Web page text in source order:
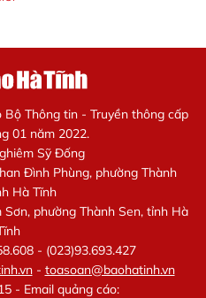
Bộ Thông tin - Truyền thông cấp
01 năm 2022.
Sỹ Đống
Đình Phùng, phường Thành
Hà Tĩnh
phường Thành Sen, tỉnh Hà
- (023)93.693.427
- toasoan@baohatinh.vn
- Email quảng cáo: